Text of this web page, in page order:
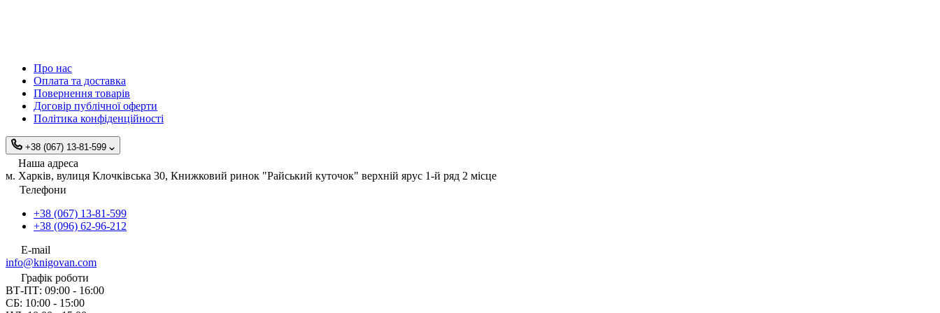
Про нас
Оплата та доставка
Повернення товарів
Договір публічної оферти
Політика конфіденційності
+38 (067) 13-81-599
Наша адреса
м. Харків, вулиця Клочківська 30, Книжковий ринок "Райський куточок" верхній ярус 1-й ряд 2 місце
Телефони
+38 (067) 13-81-599
+38 (096) 62-96-212
E-mail
info@knigovan.com
Графік роботи
ВТ-ПТ: 09:00 - 16:00
СБ: 10:00 - 15:00